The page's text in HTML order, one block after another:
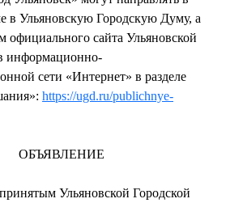
в Ульяновскую Городскую Думу, а
официального сайта Ульяновской
информационно-
сети «Интернет» в разделе
https://ugd.ru/publichnye-
ОБЪЯВЛЕНИЕ
Ульяновской Городской